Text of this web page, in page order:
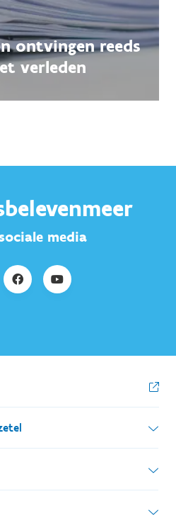
ontvingen reeds
verleden
media